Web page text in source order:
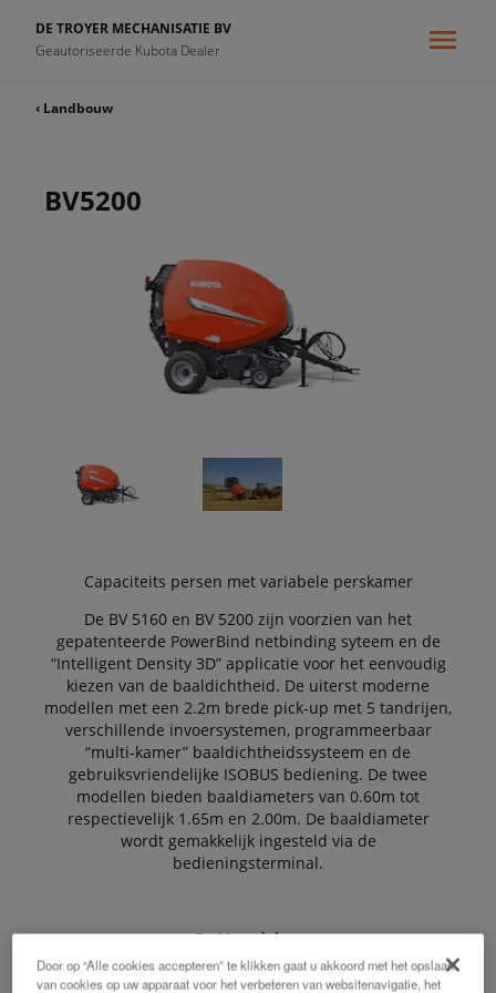
DE TROYER MECHANISATIE BV
Geautoriseerde Kubota Dealer
‹ Landbouw
BV5200
Capaciteits persen met variabele perskamer
De BV 5160 en BV 5200 zijn voorzien van het
gepatenteerde PowerBind netbinding syteem en de
“Intelligent Density 3D” applicatie voor het eenvoudig
kiezen van de baaldichtheid. De uiterst moderne
modellen met een 2.2m brede pick-up met 5 tandrijen,
verschillende invoersystemen, programmeerbaar
“multi-kamer” baaldichtheidssysteem en de
gebruiksvriendelijke ISOBUS bediening. De twee
modellen bieden baaldiameters van 0.60m tot
respectievelijk 1.65m en 2.00m. De baaldiameter
wordt gemakkelijk ingesteld via de
bedieningsterminal.
De Voordelen:
Door op “Alle cookies accepteren” te klikken gaat u akkoord met het opslaan
van cookies op uw apparaat voor het verbeteren van websitenavigatie, het